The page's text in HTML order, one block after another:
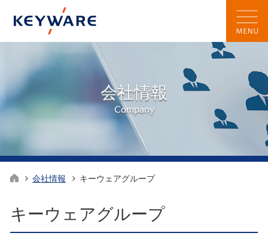
会社情報
Company
会社情報 キーウェアグループ
キーウェアグループ